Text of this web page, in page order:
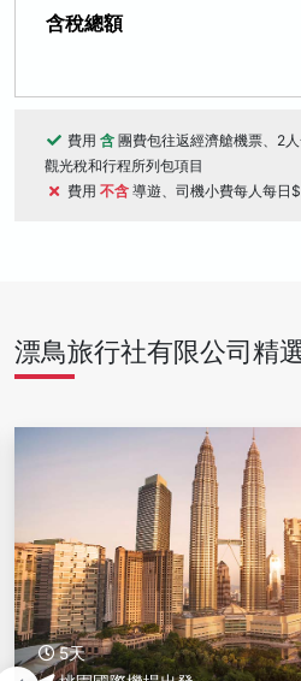
含稅總額
費用 含 團費包往返經濟艙機票、2
觀光稅和行程所列包項目
費用 不含 導遊、司機小費每人每日
漂鳥旅行社有限公司精
5天